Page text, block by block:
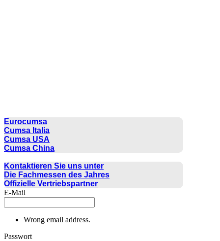
Eurocumsa
Cumsa Italia
Cumsa USA
Cumsa China
Kontaktieren Sie uns unter
Die Fachmessen des Jahres
Offizielle Vertriebspartner
E-Mail
Wrong email address.
Passwort